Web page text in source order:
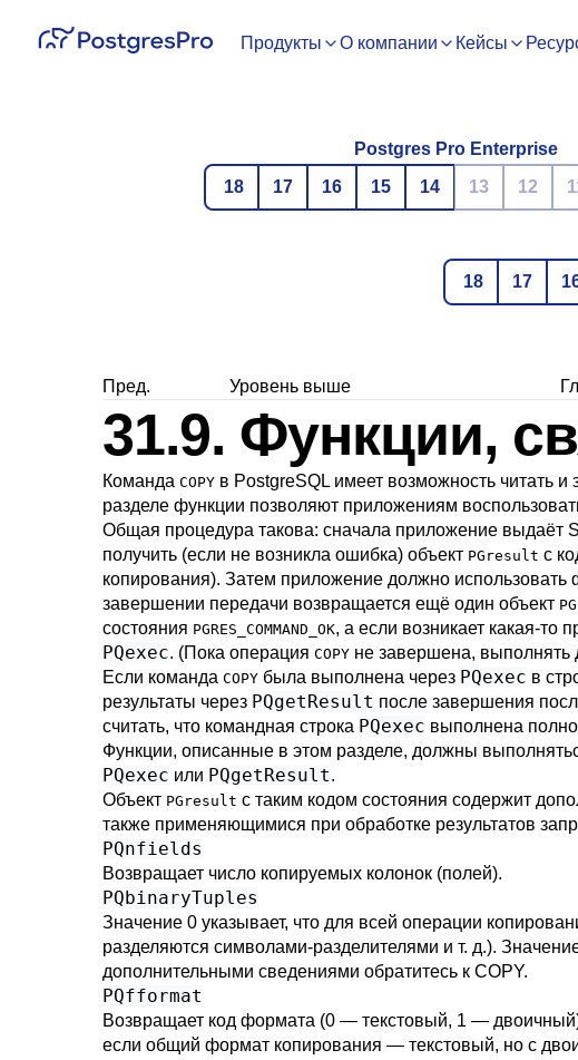
Продукты О компании Кейсы
Postgres Pro Enterprise
18
17 16 15 14 13 12
18
17
Пред.
Уровень выше
31.9. Функции,
Команда COPY в PostgreSQL имеет возможность читать
разделе функции позволяют приложениям
Общая процедура такова: сначала приложение выдаёт
получить (если не возникла ошибка) объект PGresult с
копирования). Затем приложение должно
завершении передачи возвращается ещё один объект
состояния PGRES_COMMAND_OK, а если возникает какая-то
PQexec. (Пока операция COPY не завершена, выполнять
Если команда COPY была выполнена через PQexec в
результаты через PQgetResult после завершения
считать, что командная строка PQexec выполнена
Функции, описанные в этом разделе, должны
PQexec или PQgetResult.
Объект PGresult с таким кодом состояния содержит
также применяющимися при обработке результатов
PQnfields
Возвращает число копируемых колонок (полей).
PQbinaryTuples
Значение 0 указывает, что для всей операции
разделяются символами-разделителями и т. д.).
дополнительными сведениями обратитесь к COPY.
PQfformat
Возвращает код формата (0 — текстовый, 1 —
если общий формат копирования — текстовый, но с